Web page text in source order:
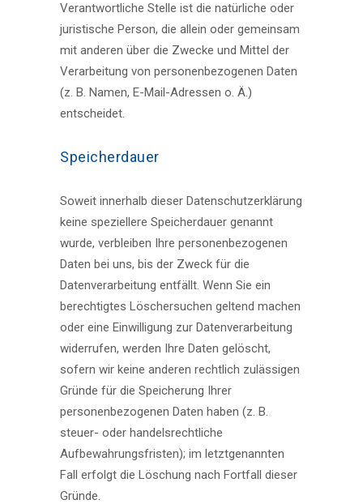
Verantwortliche Stelle ist die natürliche oder
juristische Person, die allein oder gemeinsam
mit anderen über die Zwecke und Mittel der
Verarbeitung von personenbezogenen Daten
(z. B. Namen, E-Mail-Adressen o. Ä.)
entscheidet.
Speicherdauer
Soweit innerhalb dieser Datenschutzerklärung
keine speziellere Speicherdauer genannt
wurde, verbleiben Ihre personenbezogenen
Daten bei uns, bis der Zweck für die
Datenverarbeitung entfällt. Wenn Sie ein
berechtigtes Löschersuchen geltend machen
oder eine Einwilligung zur Datenverarbeitung
widerrufen, werden Ihre Daten gelöscht,
sofern wir keine anderen rechtlich zulässigen
Gründe für die Speicherung Ihrer
personenbezogenen Daten haben (z. B.
steuer- oder handelsrechtliche
Aufbewahrungsfristen); im letztgenannten
Fall erfolgt die Löschung nach Fortfall dieser
Gründe.